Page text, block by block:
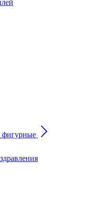
фигурные